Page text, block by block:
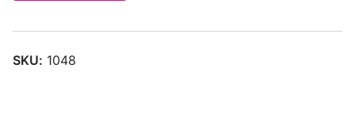
SKU: 1048